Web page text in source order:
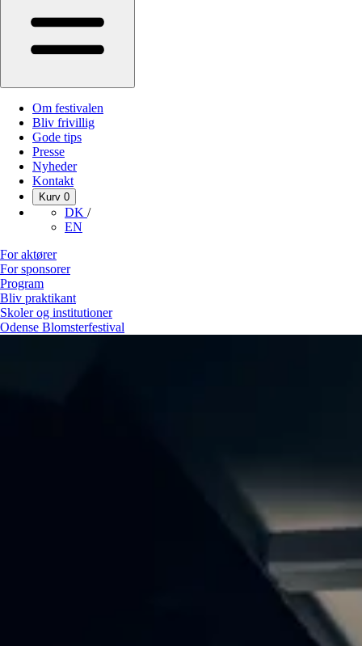
Om festivalen
Bliv frivillig
Gode tips
Presse
Nyheder
Kontakt
Kurv 0
DK /
EN
For aktører
For sponsorer
Program
Bliv praktikant
Skoler og institutioner
Odense Blomsterfestival